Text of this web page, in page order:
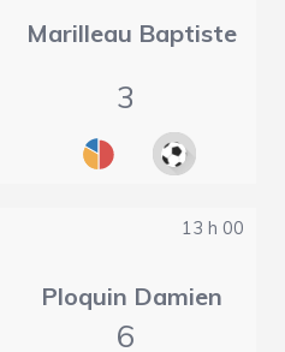
Marilleau Baptiste
3
13 h 00
Ploquin Damien
6